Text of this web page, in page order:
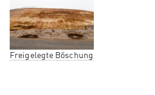
Freigelegte Böschung